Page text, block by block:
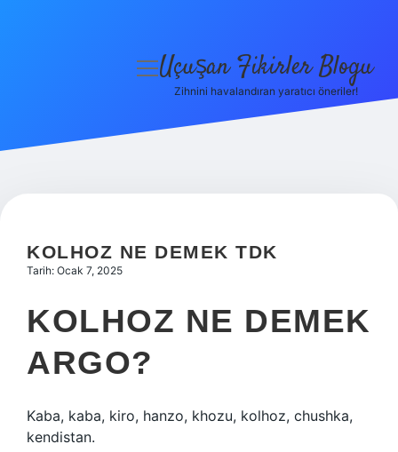
Hakkımızda
menüyü
Uçuşan Fikirler Blogu
Zihnini havalandıran yaratıcı öneriler!
KOLHOZ NE DEMEK TDK
Tarih: Ocak 7, 2025
KOLHOZ NE DEMEK
ARGO?
Kaba, kaba, kiro, hanzo, khozu, kolhoz, chushka,
kendistan.